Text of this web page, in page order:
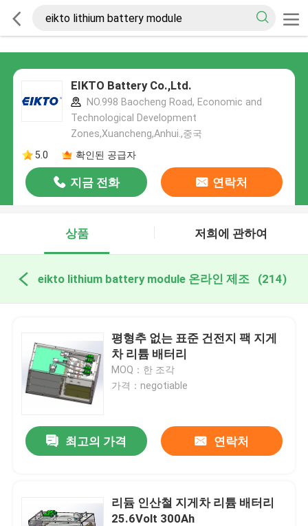
EIKTO Battery Co.,Ltd.
NO.998 Baocheng Road, Economic and
Technological Development
Zones,Xuancheng,Anhui.,중국
5.0
확인된 공급자
지금 전화 연락처
상품 저희에 관하여
eikto lithium battery module 온라인 제조 (214)
평형추 없는 표준 건전지 팩 지게
차 리튬 배터리
MOQ：한 조각
가격：negotiable
최고의 가격 연락처
리듐 인산철 지게차 리튬 배터리
25.6Volt 300Ah